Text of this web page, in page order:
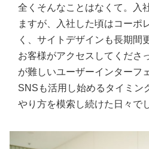
全くそんなことはなくて。入
ますが、入社した頃はコーポ
く、サイトデザインも長期間
お客様がアクセスしてくださ
が難しいユーザーインターフ
SNSも活用し始めるタイミン
やり方を模索し続けた日々で